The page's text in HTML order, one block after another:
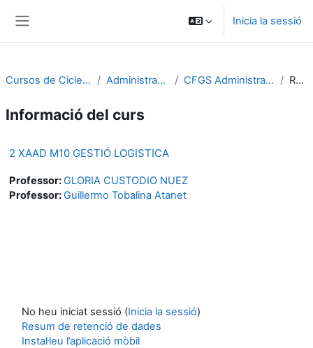
Inicia la sessió
Cursos de Cicles Formatius Administració i gestió CFGS Administració i finances Resum
Informació del curs
2 XAAD M10 GESTIÓ LOGISTICA
Professor:GLORIA CUSTODIO NUEZ
Professor:Guillermo Tobalina Atanet
No heu iniciat sessió (Inicia la sessió)
Resum de retenció de dades
Instal·leu l’aplicació mòbil